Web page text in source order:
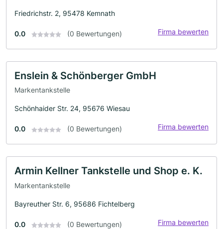
Friedrichstr. 2, 95478 Kemnath
0.0 (0 Bewertungen) Firma bewerten
Enslein & Schönberger GmbH
Markentankstelle
Schönhaider Str. 24, 95676 Wiesau
0.0 (0 Bewertungen) Firma bewerten
Armin Kellner Tankstelle und Shop e. K.
Markentankstelle
Bayreuther Str. 6, 95686 Fichtelberg
0.0 (0 Bewertungen) Firma bewerten